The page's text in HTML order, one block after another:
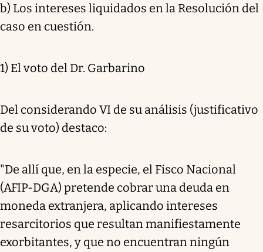
b) Los intereses liquidados en la Resolución del
caso en cuestión.
1) El voto del Dr. Garbarino
Del considerando VI de su análisis (justificativo
de su voto) destaco:
"De allí que, en la especie, el Fisco Nacional
(AFIP-DGA) pretende cobrar una deuda en
moneda extranjera, aplicando intereses
resarcitorios que resultan manifiestamente
exorbitantes, y que no encuentran ningún